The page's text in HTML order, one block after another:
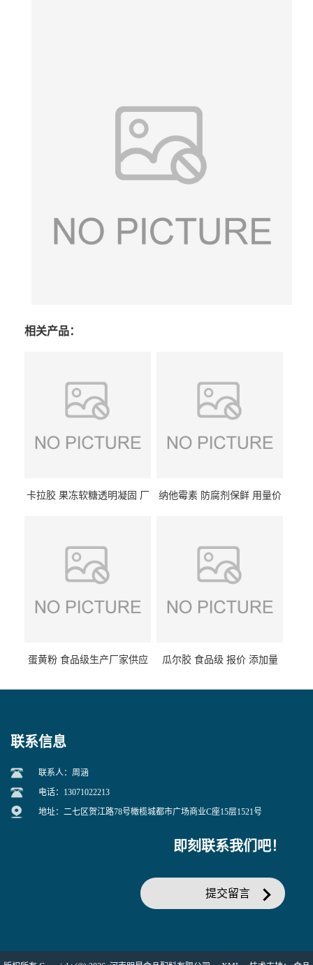
相关产品：
卡拉胶 果冻软糖透明凝固 厂
纳他霉素 防腐剂保鲜 用量价
蛋黄粉 食品级生产厂家供应 瓜尔胶 食品级 报价 添加量
联系信息
联系人：周涵
电话：13071022213
地址：二七区贺江路78号橄榄城都市广场商业C座15层1521号
即刻联系我们吧！
提交留言